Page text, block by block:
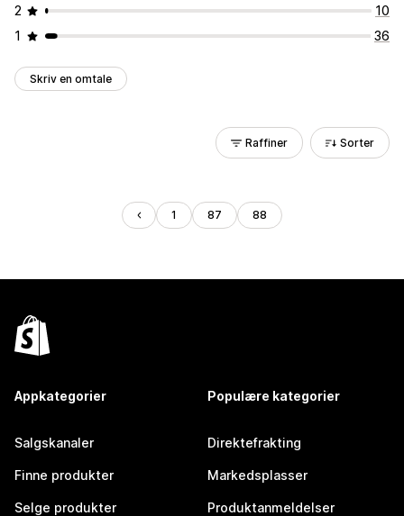
2
10
1
36
Skriv en omtale
Raffiner Sorter
1 87 88
Appkategorier
Salgskanaler
Finne produkter
Selge produkter
Populære kategorier
Direktefrakting
Markedsplasser
Produktanmeldelser